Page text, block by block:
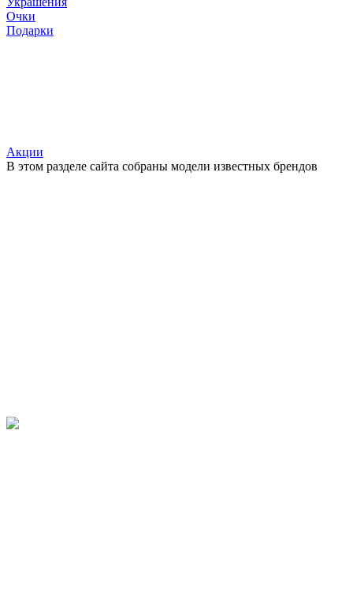
Очки
Подарки
Акции
В этом разделе сайта собраны модели известных брендов